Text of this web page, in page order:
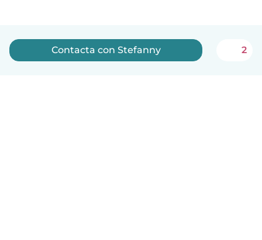
Contacta con Stefanny 2